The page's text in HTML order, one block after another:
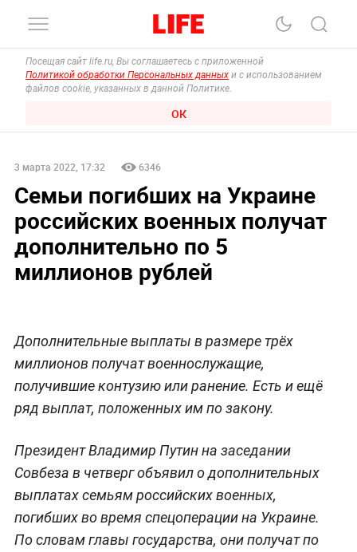
Посещая сайт life.ru, Вы соглашаетесь с приложенной
Политикой обработки Персональных данных и с использованием
файлов cookie, указанных в данной Политике.
ОК
3 марта 2022, 17:32 6346
Семьи погибших на Украине
российских военных получат
дополнительно по 5
миллионов рублей
Дополнительные выплаты в размере трёх
миллионов получат военнослужащие,
получившие контузию или ранение. Есть и ещё
ряд выплат, положенных им по закону.
Президент Владимир Путин на заседании
Совбеза в четверг объявил о дополнительных
выплатах семьям российских военных,
погибших во время спецоперации на Украине.
По словам главы государства, они получат по